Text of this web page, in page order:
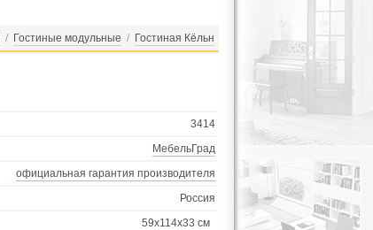
/ Гостиные модульные / Гостиная Кёльн
3414
МебельГрад
официальная гарантия производителя
Россия
59х114х33 см